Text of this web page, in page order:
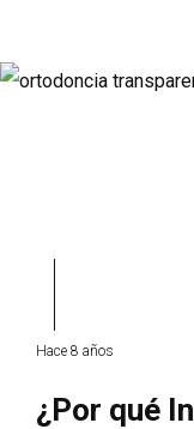
Hace 8 años
¿Por qué